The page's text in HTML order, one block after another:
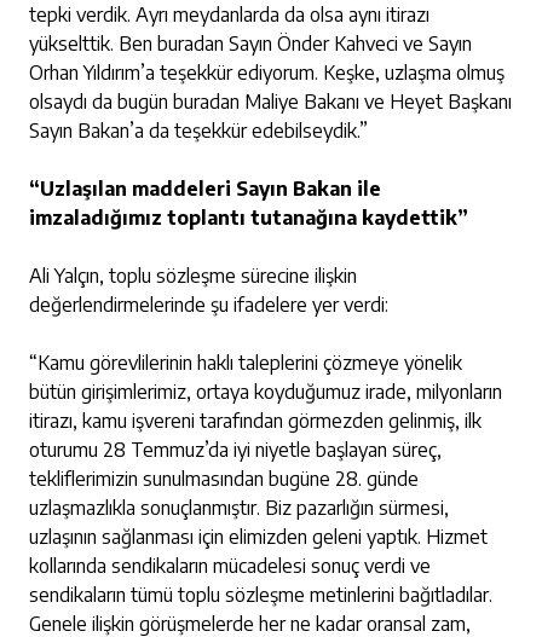
tepki verdik. Ayrı meydanlarda da olsa aynı itirazı
yükselttik. Ben buradan Sayın Önder Kahveci ve Sayın
Orhan Yıldırım’a teşekkür ediyorum. Keşke, uzlaşma olmuş
olsaydı da bugün buradan Maliye Bakanı ve Heyet Başkanı
Sayın Bakan’a da teşekkür edebilseydik.”
“Uzlaşılan maddeleri Sayın Bakan ile
imzaladığımız toplantı tutanağına kaydettik”
Ali Yalçın, toplu sözleşme sürecine ilişkin
değerlendirmelerinde şu ifadelere yer verdi:
“Kamu görevlilerinin haklı taleplerini çözmeye yönelik
bütün girişimlerimiz, ortaya koyduğumuz irade, milyonların
itirazı, kamu işvereni tarafından görmezden gelinmiş, ilk
oturumu 28 Temmuz’da iyi niyetle başlayan süreç,
tekliflerimizin sunulmasından bugüne 28. günde
uzlaşmazlıkla sonuçlanmıştır. Biz pazarlığın sürmesi,
uzlaşının sağlanması için elimizden geleni yaptık. Hizmet
kollarında sendikaların mücadelesi sonuç verdi ve
sendikaların tümü toplu sözleşme metinlerini bağıtladılar.
Genele ilişkin görüşmelerde her ne kadar oransal zam,